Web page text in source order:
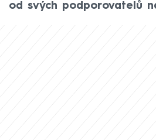
od svých podporovatelů